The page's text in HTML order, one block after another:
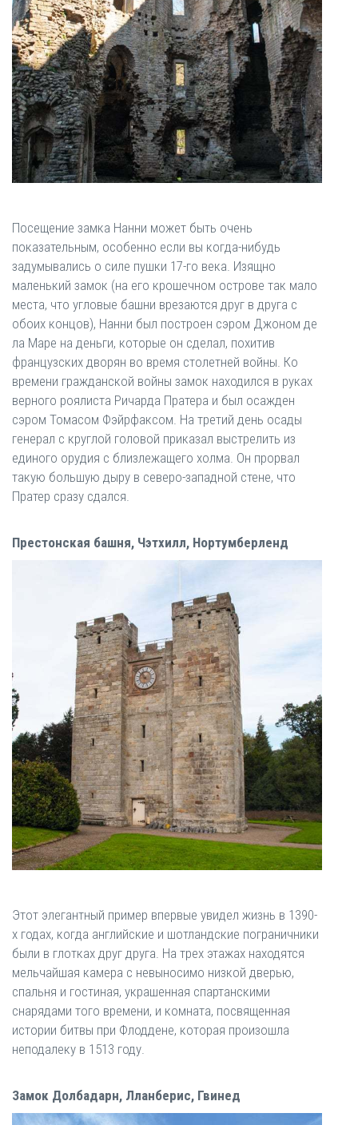
Посещение замка Нанни может быть очень
показательным, особенно если вы когда-нибудь
задумывались о силе пушки 17-го века. Изящно
маленький замок (на его крошечном острове так мало
места, что угловые башни врезаются друг в друга с
обоих концов), Нанни был построен сэром Джоном де
ла Маре на деньги, которые он сделал, похитив
французских дворян во время столетней войны. Ко
времени гражданской войны замок находился в руках
верного роялиста Ричарда Пратера и был осажден
сэром Томасом Фэйрфаксом. На третий день осады
генерал с круглой головой приказал выстрелить из
единого орудия с близлежащего холма. Он прорвал
такую ​​большую дыру в северо-западной стене, что
Пратер сразу сдался.
Престонская башня, Чэтхилл, Нортумберленд
Этот элегантный пример впервые увидел жизнь в 1390-
х годах, когда английские и шотландские пограничники
были в глотках друг друга. На трех этажах находятся
мельчайшая камера с невыносимо низкой дверью,
спальня и гостиная, украшенная спартанскими
снарядами того времени, и комната, посвященная
истории битвы при Флоддене, которая произошла
неподалеку в 1513 году.
Замок Долбадарн, Лланберис, Гвинед